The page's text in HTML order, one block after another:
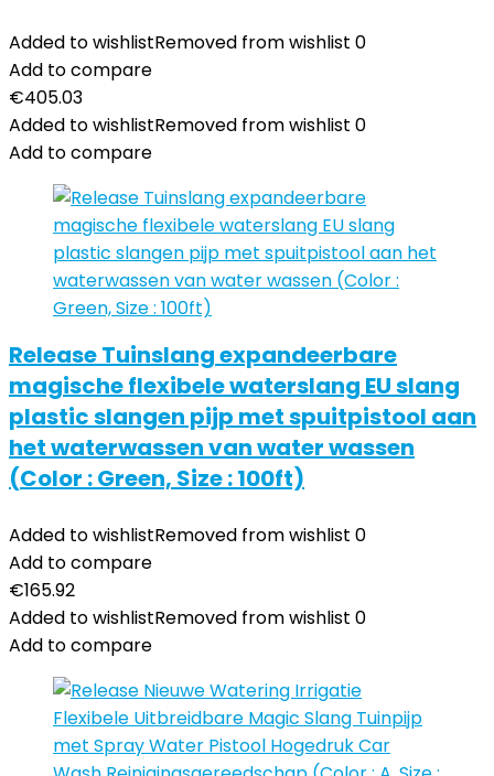
Added to wishlistRemoved from wishlist 0
Add to compare
€405.03
Added to wishlistRemoved from wishlist 0
Add to compare
Release Tuinslang expandeerbare
magische flexibele waterslang EU slang
plastic slangen pijp met spuitpistool aan
het waterwassen van water wassen
(Color : Green, Size : 100ft)
Added to wishlistRemoved from wishlist 0
Add to compare
€165.92
Added to wishlistRemoved from wishlist 0
Add to compare